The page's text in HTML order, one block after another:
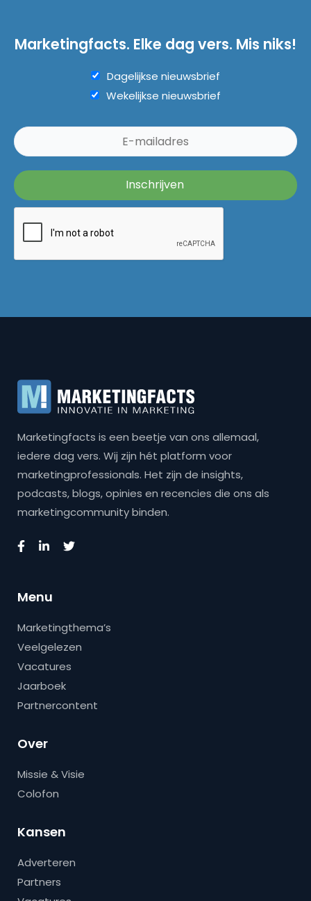
Marketingfacts. Elke dag vers. Mis niks!
Dagelijkse nieuwsbrief
Wekelijkse nieuwsbrief
Marketingfacts is een beetje van ons allemaal,
iedere dag vers. Wij zijn hét platform voor
marketingprofessionals. Het zijn de insights,
podcasts, blogs, opinies en recencies die ons als
marketingcommunity binden.
Menu
Marketingthema’s
Veelgelezen
Vacatures
Jaarboek
Partnercontent
Over
Missie & Visie
Colofon
Kansen
Adverteren
Partners